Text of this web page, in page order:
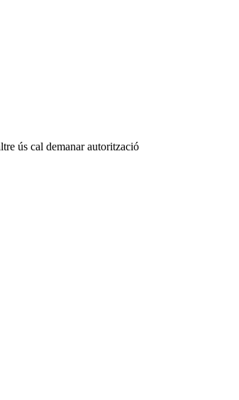
ús cal demanar autorització